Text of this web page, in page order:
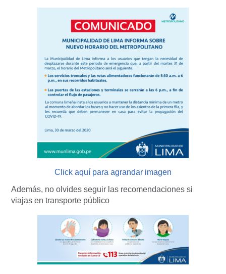
Click aquí para agrandar imagen
Además, no olvides seguir las recomendaciones si
viajas en transporte público